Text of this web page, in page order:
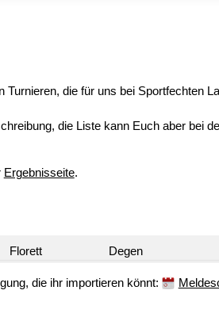
die für uns bei Sportfechten
die Liste kann Euch aber bei
Ergebnisseite.
Florett Degen
die ihr importieren könnt: